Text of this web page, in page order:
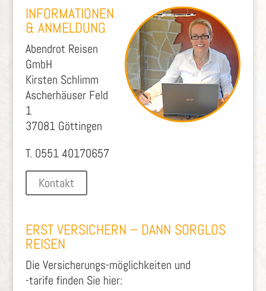
INFORMATIONEN
& ANMELDUNG
Abendrot Reisen
GmbH
Kirsten Schlimm
Ascherhäuser Feld
1
37081 Göttingen
T. 0551 40170657
Kontakt
ERST VERSICHERN – DANN SORGLOS
REISEN
Die Versicherungs-möglichkeiten und
-tarife finden Sie hier: